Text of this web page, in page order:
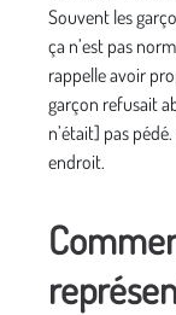
Souvent les
ça n’est pas
rappelle avoir
garçon refusait
n’était] pas
endroit.